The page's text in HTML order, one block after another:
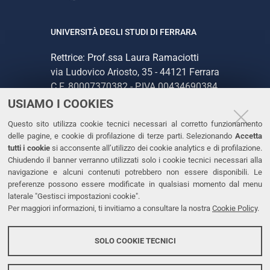
USIAMO I COOKIES
Questo sito utilizza cookie tecnici necessari al corretto funzionamento
delle pagine, e cookie di profilazione di terze parti. Selezionando Accetta
tutti i cookiesi acconsente all’utilizzo dei cookie analytics e di profilazione.
Chiudendo il banner verranno utilizzati solo i cookie tecnici necessari alla
navigazione e alcuni contenuti potrebbero non essere disponibili. Le
preferenze possono essere modificate in qualsiasi momento dal menu
laterale "Gestisci impostazioni cookie".
Per maggiori informazioni, ti invitiamo a consultare la nostra Cookie Policy.
SOLO COOKIE TECNICI
UNIVERSITÀ DEGLI STUDI DI FERRARA
Rettrice: Prof.ssa Laura Ramaciotti
via Ludovico Ariosto, 35 - 44121 Ferrara
C.F. 80007370382 - P.IVA 00434690384
CONTATTI
Tel. +39 0532 293111
Fax. +39 0532 293031
PEC
LINKS
Accessibilità
Protezione dati personali